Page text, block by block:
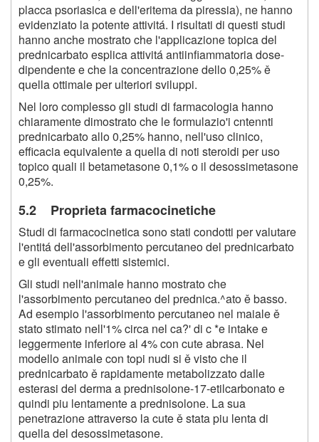
placca psoriasica e dell'eritema da piressia), ne hanno
evidenziato la potente attivitá. I risultati di questi studi
hanno anche mostrato che l'applicazione topica del
prednicarbato esplica attivitá antiinfiammatoria dose-
dipendente e che la concentrazione dello 0,25% ě
quella ottimale per ulteriori sviluppi.
Nel loro complesso gli studi di farmacologia hanno
chiaramente dimostrato che le formulazio'i cntennti
prednicarbato allo 0,25% hanno, nell'uso clinico,
efficacia equivalente a quella di noti steroidi per uso
topico quali il betametasone 0,1% o il desossimetasone
0,25%.
5.2 Proprieta farmacocinetiche
Studi di farmacocinetica sono stati condotti per valutare
l'entitá dell'assorbimento percutaneo del prednicarbato
e gli eventuali effetti sistemici.
Gli studi nell'animale hanno mostrato che
l'assorbimento percutaneo del prednica.^ato ě basso.
Ad esempio l'assorbimento percutaneo nel maiale ě
stato stimato nell'1% circa nel ca?' di c *e intake e
leggermente inferiore al 4% con cute abrasa. Nel
modello animale con topi nudi si ě visto che il
prednicarbato ě rapidamente metabolizzato dalle
esterasi del derma a prednisolone-17-etilcarbonato e
quindi piu lentamente a prednisolone. La sua
penetrazione attraverso la cute ě stata piu lenta di
quella del desossimetasone.